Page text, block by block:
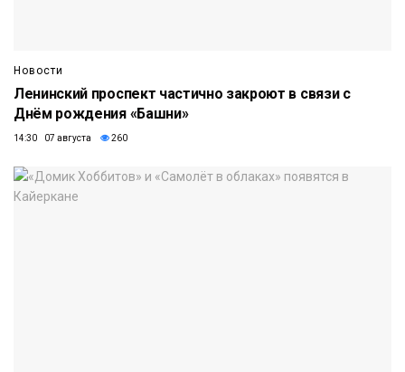
Новости
Ленинский проспект частично закроют в связи с
Днём рождения «Башни»
14:30 07 августа 260